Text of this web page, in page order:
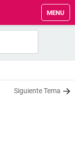
MENU
Siguiente Tema